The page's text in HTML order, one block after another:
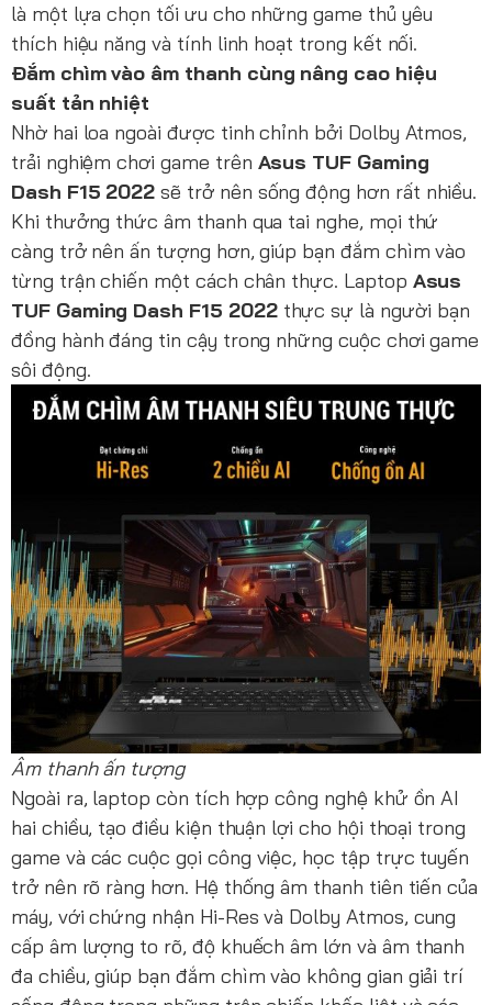
là một lựa chọn tối ưu cho những game thủ yêu
thích hiệu năng và tính linh hoạt trong kết nối.
Đắm chìm vào âm thanh cùng nâng cao hiệu
suất tản nhiệt
Nhờ hai loa ngoài được tinh chỉnh bởi Dolby Atmos,
trải nghiệm chơi game trên Asus TUF Gaming
Dash F15 2022 sẽ trở nên sống động hơn rất nhiều.
Khi thưởng thức âm thanh qua tai nghe, mọi thứ
càng trở nên ấn tượng hơn, giúp bạn đắm chìm vào
từng trận chiến một cách chân thực. Laptop Asus
TUF Gaming Dash F15 2022thực sự là người bạn
đồng hành đáng tin cậy trong những cuộc chơi game
sôi động.
Âm thanh ấn tượng
Ngoài ra, laptop còn tích hợp công nghệ khử ồn AI
hai chiều, tạo điều kiện thuận lợi cho hội thoại trong
game và các cuộc gọi công việc, học tập trực tuyến
trở nên rõ ràng hơn. Hệ thống âm thanh tiên tiến của
máy, với chứng nhận Hi-Res và Dolby Atmos, cung
cấp âm lượng to rõ, độ khuếch âm lớn và âm thanh
đa chiều, giúp bạn đắm chìm vào không gian giải trí